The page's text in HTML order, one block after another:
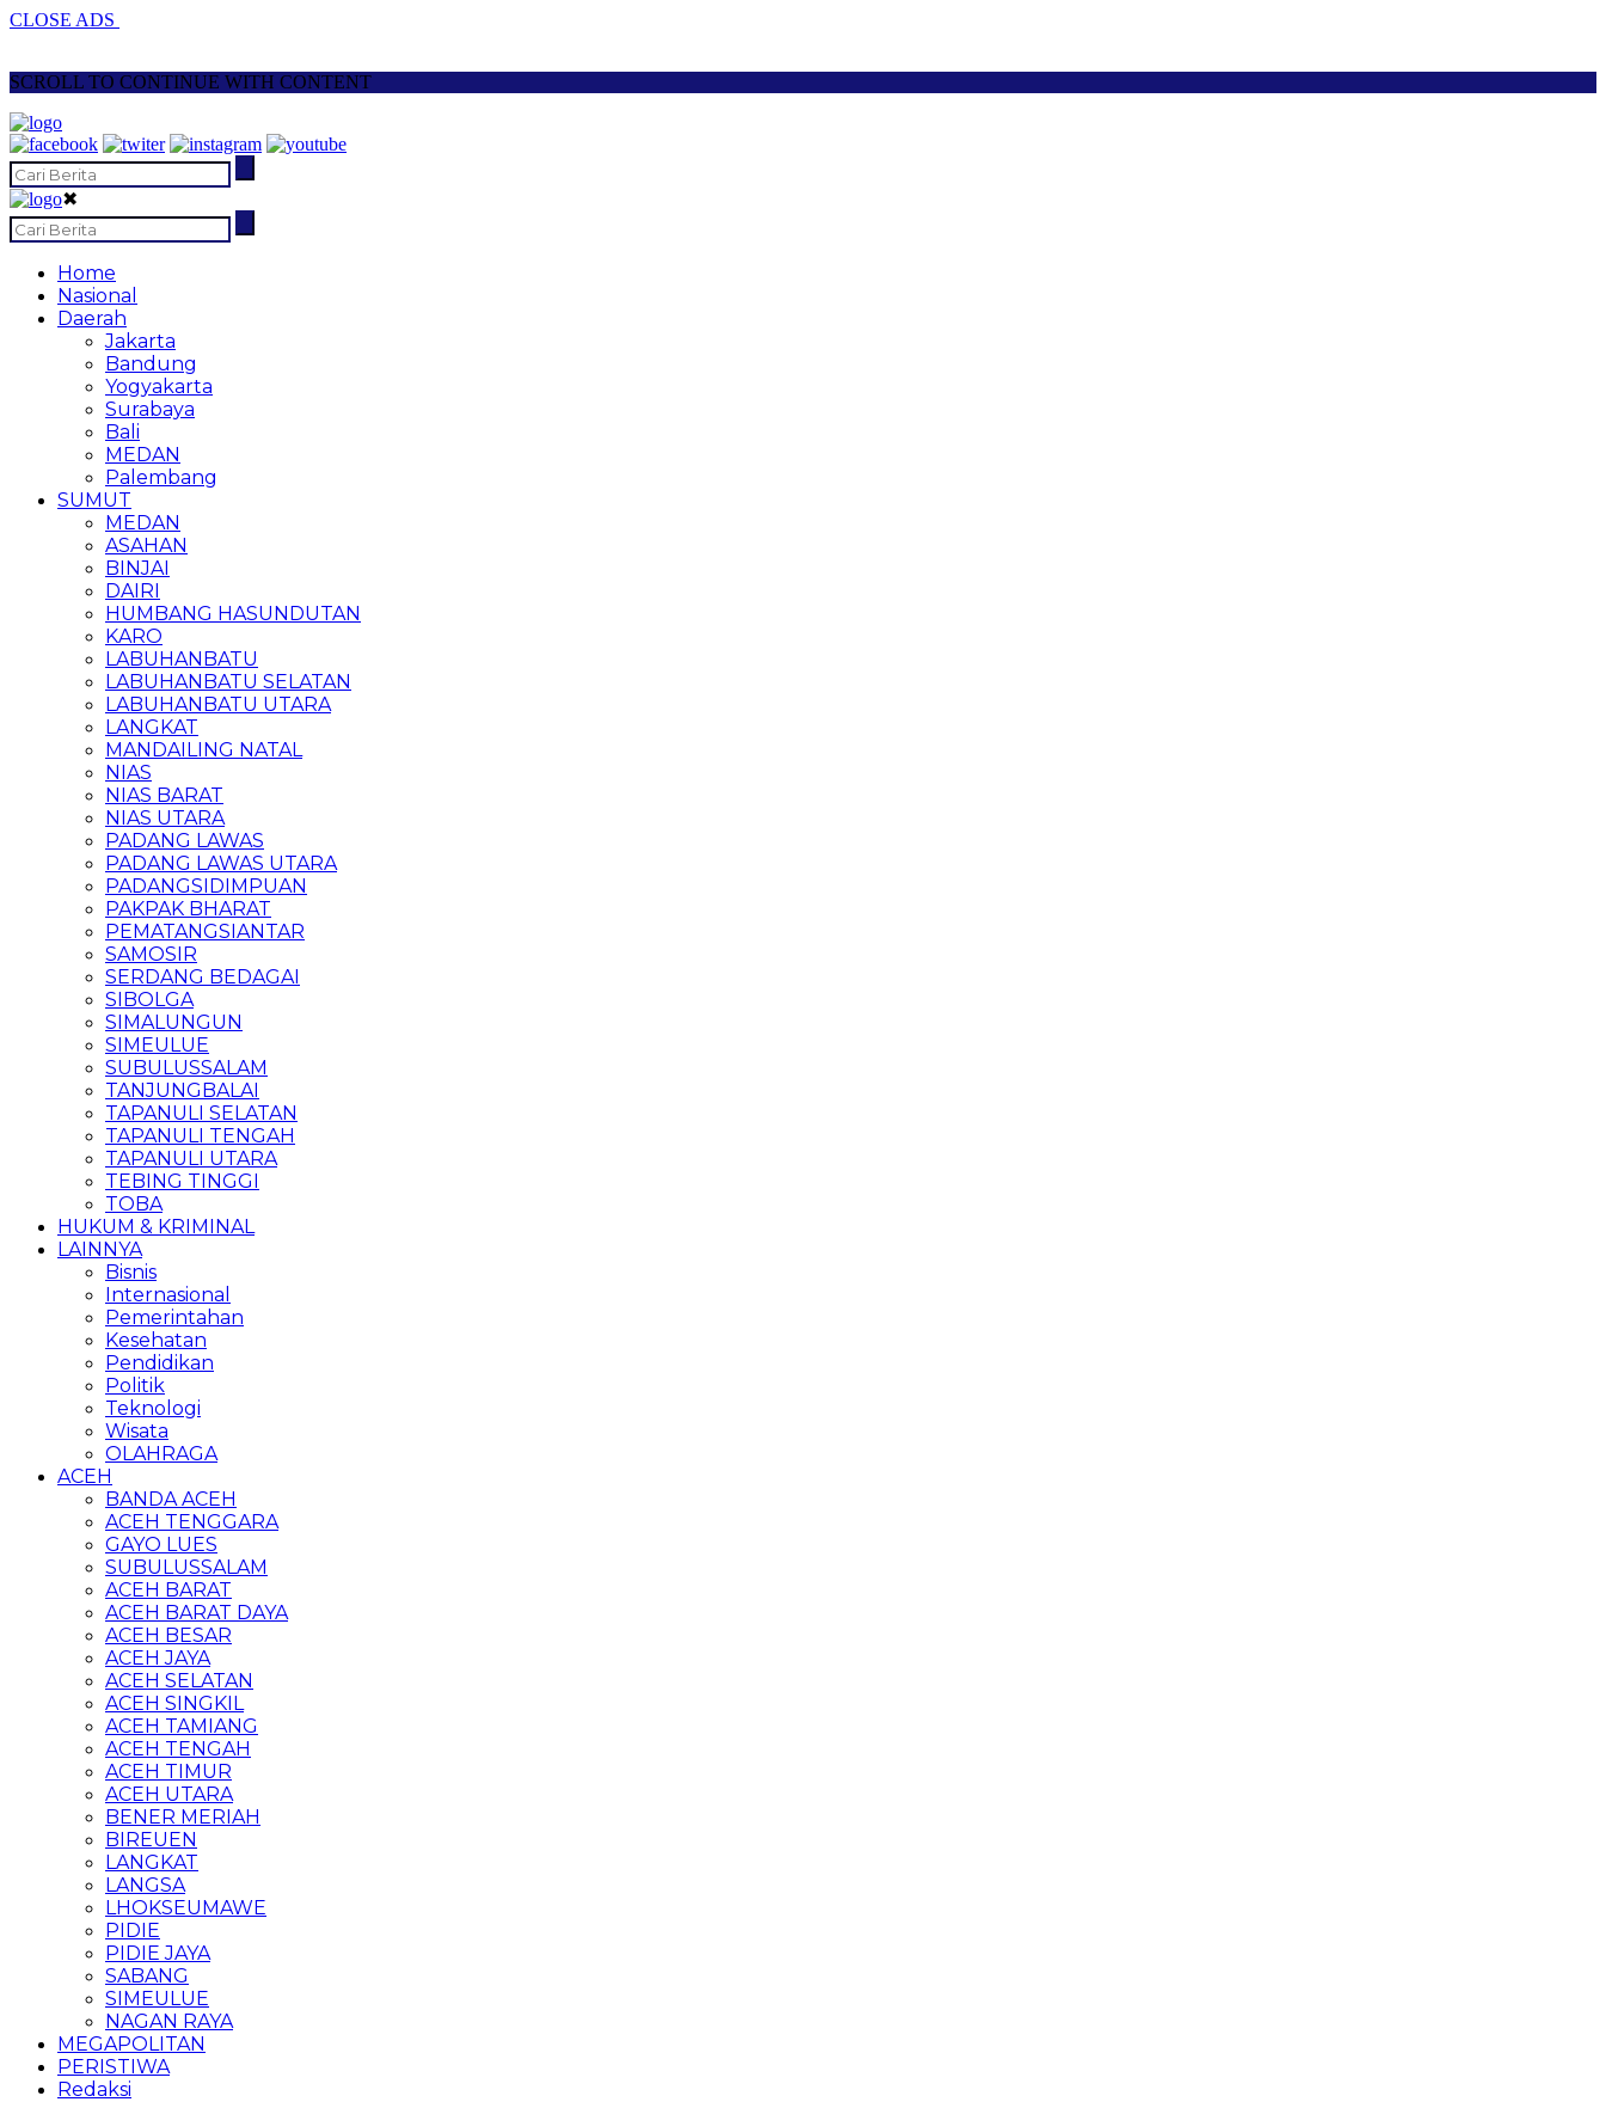
CLOSE ADS
SCROLL TO CONTINUE WITH CONTENT
✖
Home
Nasional
Daerah
Jakarta
Bandung
Yogyakarta
Surabaya
Bali
MEDAN
Palembang
SUMUT
MEDAN
ASAHAN
BINJAI
DAIRI
HUMBANG HASUNDUTAN
KARO
LABUHANBATU
LABUHANBATU SELATAN
LABUHANBATU UTARA
LANGKAT
MANDAILING NATAL
NIAS
NIAS BARAT
NIAS UTARA
PADANG LAWAS
PADANG LAWAS UTARA
PADANGSIDIMPUAN
PAKPAK BHARAT
PEMATANGSIANTAR
SAMOSIR
SERDANG BEDAGAI
SIBOLGA
SIMALUNGUN
SIMEULUE
SUBULUSSALAM
TANJUNGBALAI
TAPANULI SELATAN
TAPANULI TENGAH
TAPANULI UTARA
TEBING TINGGI
TOBA
HUKUM & KRIMINAL
LAINNYA
Bisnis
Internasional
Pemerintahan
Kesehatan
Pendidikan
Politik
Teknologi
Wisata
OLAHRAGA
ACEH
BANDA ACEH
ACEH TENGGARA
GAYO LUES
SUBULUSSALAM
ACEH BARAT
ACEH BARAT DAYA
ACEH BESAR
ACEH JAYA
ACEH SELATAN
ACEH SINGKIL
ACEH TAMIANG
ACEH TENGAH
ACEH TIMUR
ACEH UTARA
BENER MERIAH
BIREUEN
LANGKAT
LANGSA
LHOKSEUMAWE
PIDIE
PIDIE JAYA
SABANG
SIMEULUE
NAGAN RAYA
MEGAPOLITAN
PERISTIWA
Redaksi